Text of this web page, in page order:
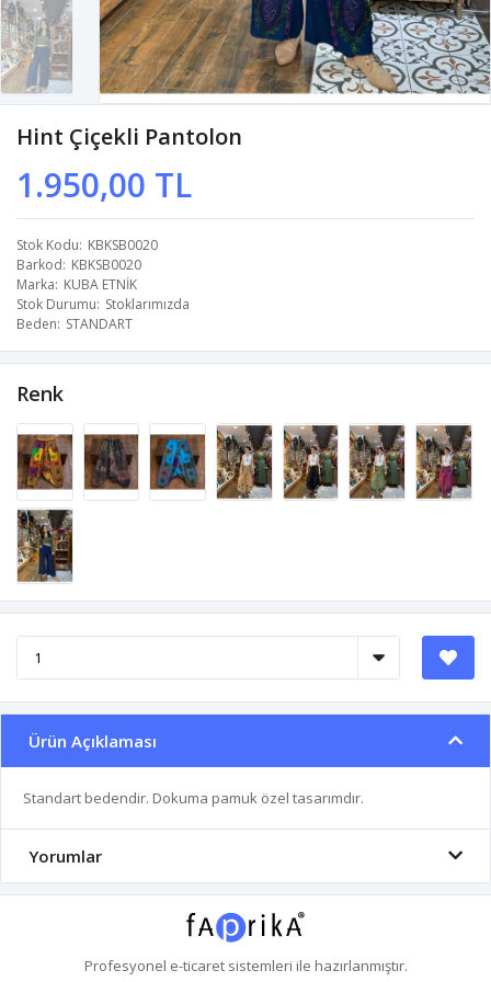
Hint Çiçekli Pantolon
1.950,00 TL
Stok Kodu KBKSB0020
Barkod KBKSB0020
Marka KUBA ETNİK
Stok Durumu Stoklarımızda
Beden STANDART
Renk
Ürün Açıklaması
Standart bedendir. Dokuma pamuk özel tasarımdır.
Yorumlar
Profesyonel e-ticaretsistemleri ile hazırlanmıştır.